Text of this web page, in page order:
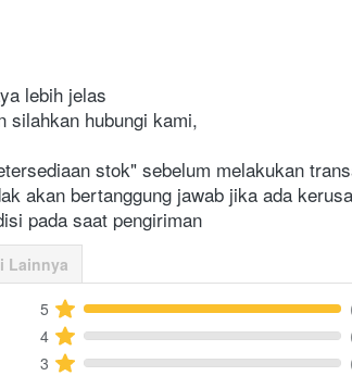
lebih jelas
silahkan hubungi kami,
stok" sebelum melakukan
akan bertanggung jawab jika ada
pada saat pengiriman
Lainnya
5
4
3